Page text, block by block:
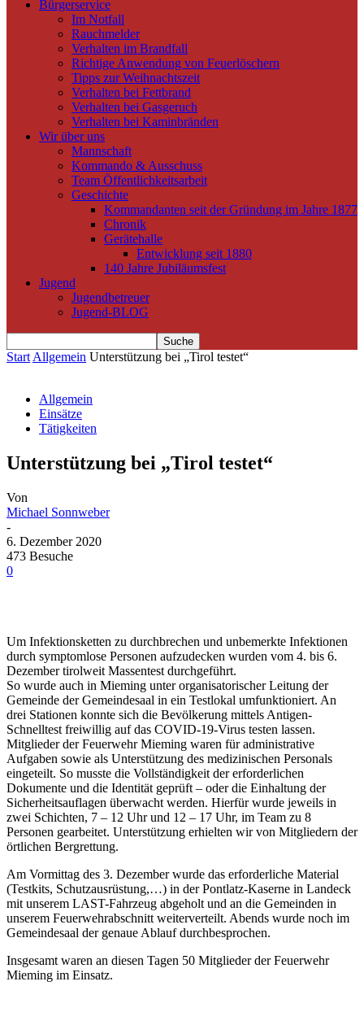
Bürgerservice
Im Notfall
Rauchmelder
Verhalten im Brandfall
Richtige Anwendung von Feuerlöschern
Tipps zur Weihnachtszeit
Verhalten bei Fettbrand
Verhalten bei Gasgeruch
Verhalten bei Kaminbränden
Wir über uns
Mannschaft
Kommando & Ausschuss
Team Öffentlichkeitsarbeit
Geschichte
Kommandanten seit der Gründung im Jahre 1877
Chronik
Gerätehalle
Entwicklung seit 1880
140 Jahre Jubiläumsfest
Jugend
Jugendbetreuer
Jugend-BLOG
Start Allgemein Unterstützung bei „Tirol testet“
Allgemein
Einsätze
Tätigkeiten
Unterstützung bei „Tirol testet“
Von
Michael Sonnweber
-
6. Dezember 2020
473 Besuche
0
Um Infektionsketten zu durchbrechen und unbemerkte Infektionen
durch symptomlose Personen aufzudecken wurden vom 4. bis 6.
Dezember tirolweit Massentest durchgeführt.
So wurde auch in Mieming unter organisatorischer Leitung der
Gemeinde der Gemeindesaal in ein Testlokal umfunktioniert. An
drei Stationen konnte sich die Bevölkerung mittels Antigen-
Schnelltest freiwillig auf das COVID-19-Virus testen lassen.
Mitglieder der Feuerwehr Mieming waren für administrative
Aufgaben sowie als Unterstützung des medizinischen Personals
eingeteilt. So musste die Vollständigkeit der erforderlichen
Dokumente und die Identität geprüft – oder die Einhaltung der
Sicherheitsauflagen überwacht werden. Hierfür wurde jeweils in
zwei Schichten, 7 – 12 Uhr und 12 – 17 Uhr, im Team zu 8
Personen gearbeitet. Unterstützung erhielten wir von Mitgliedern der
örtlichen Bergrettung.
Am Vormittag des 3. Dezember wurde das erforderliche Material
(Testkits, Schutzausrüstung,…) in der Pontlatz-Kaserne in Landeck
mit unserem LAST-Fahrzeug abgeholt und an die Gemeinden in
unserem Feuerwehrabschnitt weiterverteilt. Abends wurde noch im
Gemeindesaal der genaue Ablauf durchbesprochen.
Insgesamt waren an diesen Tagen 50 Mitglieder der Feuerwehr
Mieming im Einsatz.